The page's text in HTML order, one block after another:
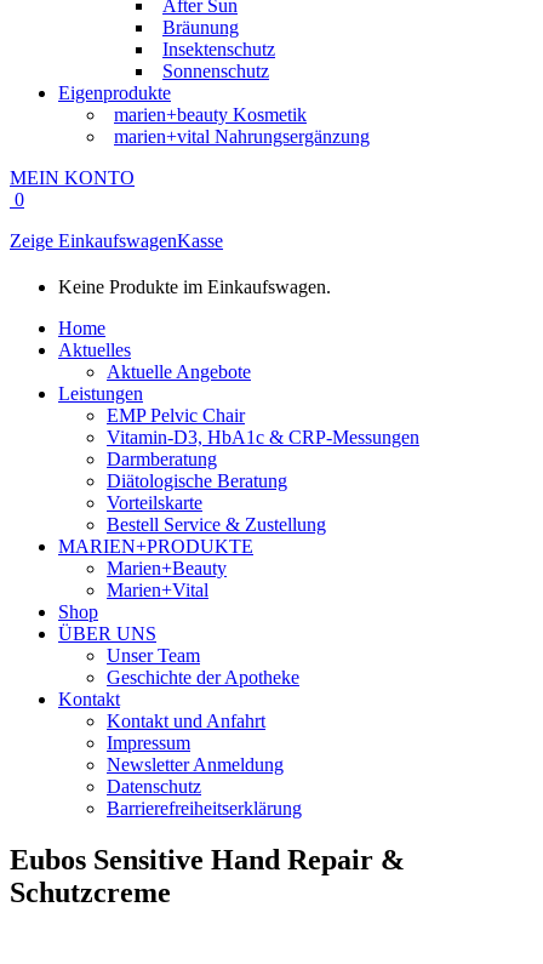
After Sun
Bräunung
Insektenschutz
Sonnenschutz
Eigenprodukte
marien+beauty Kosmetik
marien+vital Nahrungsergänzung
MEIN KONTO
0
Zeige EinkaufswagenKasse
Keine Produkte im Einkaufswagen.
Home
Aktuelles
Aktuelle Angebote
Leistungen
EMP Pelvic Chair
Vitamin-D3, HbA1c & CRP-Messungen
Darmberatung
Diätologische Beratung
Vorteilskarte
Bestell Service & Zustellung
MARIEN+PRODUKTE
Marien+Beauty
Marien+Vital
Shop
ÜBER UNS
Unser Team
Geschichte der Apotheke
Kontakt
Kontakt und Anfahrt
Impressum
Newsletter Anmeldung
Datenschutz
Barrierefreiheitserklärung
Eubos Sensitive Hand Repair &
Schutzcreme